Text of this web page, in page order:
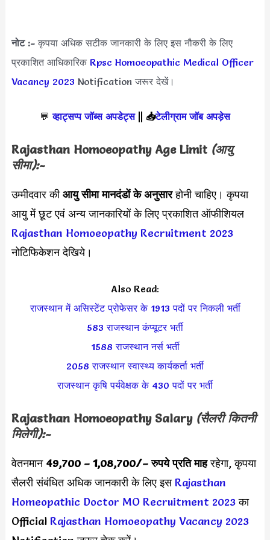
नोट :-कृपया अधिक सटीक जानकारी के लिए इस नौकरी के लिए
प्रकाशित आधिकारिक Rpsc Homoeopathic Medical Officer
Vacancy 2023 Notification जरूर देखें।
💬 व्हाट्सप्प जॉब्स अपडेट्स|| 📥टेलीग्राम जॉब अपड़ेस
Rajasthan Homoeopathy Age Limit (आयु
सीमा):-
उम्मीदवार कीआयु सीमा मानदंडों के अनुसारहोनी चाहिए। कृपया
आयु में छूट एवं अन्य जानकारियों के लिए प्रकाशित ऑफीशियल
Rajasthan Homoeopathy Recruitment 2023
नोटिफिकेशन देखिये।
Also Read:
राजस्थान में असिस्टेंट प्रोफेसर के 1913 पदों पर निकली भर्ती
583 राजस्थान कंप्यूटर भर्ती
1588 राजस्थान नर्स भर्ती
2058 राजस्थान स्वास्थ्य कार्यकर्ता भर्ती
राजस्थान कृषि पर्यवेक्षक के 430 पदों पर भर्ती
Rajasthan Homoeopathy Salary (सैलरी कितनी
मिलेगी):-
वेतनमान 49,700 – 1,08,700/– रुपये प्रति माहरहेगा, कृपया
सैलरी संबंधित अधिक जानकारी के लिए इस Rajasthan
Homeopathic Doctor MO Recruitment 2023का
Official Rajasthan Homoeopathy Vacancy 2023